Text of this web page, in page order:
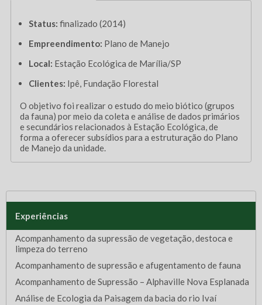
Status: finalizado (2014)
Empreendimento: Plano de Manejo
Local: Estação Ecológica de Marília/SP
Clientes: Ipê, Fundação Florestal
O objetivo foi realizar o estudo do meio biótico (grupos
da fauna) por meio da coleta e análise de dados primários
e secundários relacionados à Estação Ecológica, de
forma a oferecer subsídios para a estruturação do Plano
de Manejo da unidade.
Experiências
Acompanhamento da supressão de vegetação, destoca e
limpeza do terreno
Acompanhamento de supressão e afugentamento de fauna
Acompanhamento de Supressão – Alphaville Nova Esplanada
Análise de Ecologia da Paisagem da bacia do rio Ivaí